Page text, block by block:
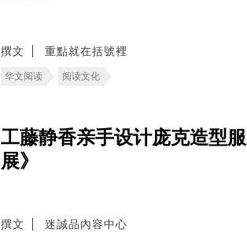
撰文 重點就在括號裡
华文阅读 阅读文化
工藤静香亲手设计庞克造型
展》
撰文 迷誠品內容中心